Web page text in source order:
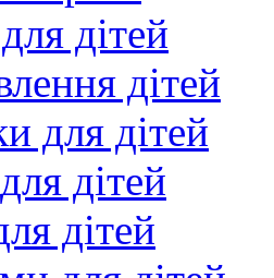
дітей
дітей
для дітей
дітей
дітей